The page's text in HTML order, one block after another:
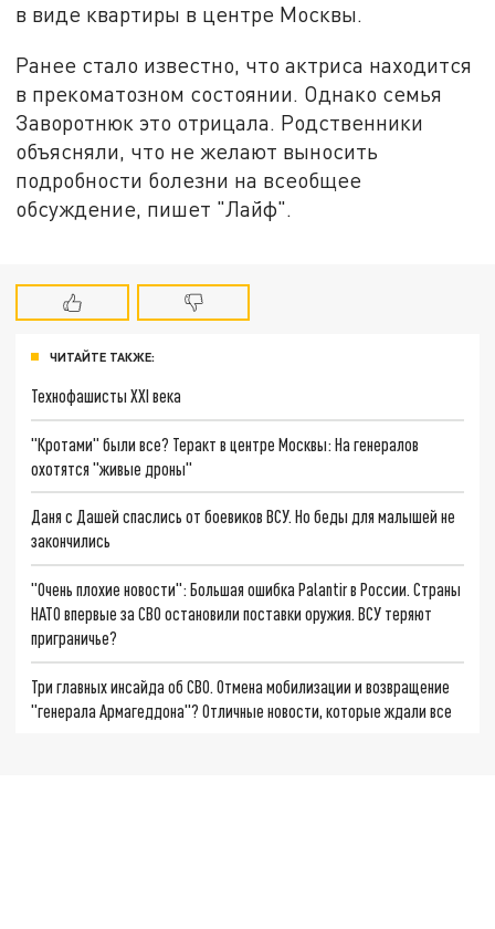
в виде квартиры в центре Москвы.
Ранее стало известно, что актриса находится
в прекоматозном состоянии. Однако семья
Заворотнюк это отрицала. Родственники
объясняли, что не желают выносить
подробности болезни на всеобщее
обсуждение, пишет "Лайф".
ЧИТАЙТЕ ТАКЖЕ:
Технофашисты XXI века
"Кротами" были все? Теракт в центре Москвы: На генералов
охотятся "живые дроны"
Даня с Дашей спаслись от боевиков ВСУ. Но беды для малышей не
закончились
"Очень плохие новости": Большая ошибка Palantir в России. Страны
НАТО впервые за СВО остановили поставки оружия. ВСУ теряют
приграничье?
Три главных инсайда об СВО. Отмена мобилизации и возвращение
"генерала Армагеддона"? Отличные новости, которые ждали все